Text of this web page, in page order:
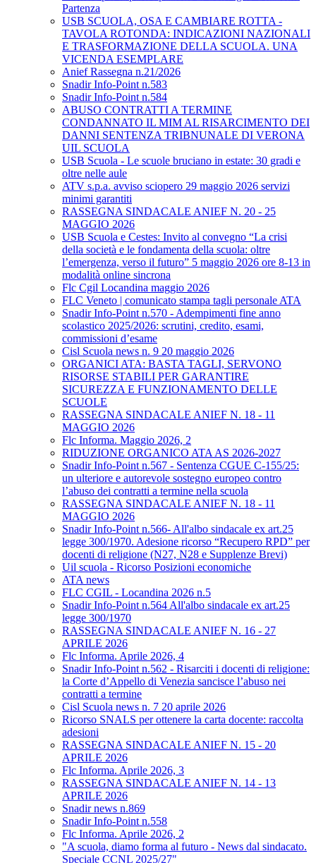
Partenza
USB SCUOLA, OSA E CAMBIARE ROTTA -
TAVOLA ROTONDA: INDICAZIONI NAZIONALI
E TRASFORMAZIONE DELLA SCUOLA. UNA
VICENDA ESEMPLARE
Anief Rassegna n.21/2026
Snadir Info-Point n.583
Snadir Info-Point n.584
ABUSO CONTRATTI A TERMINE
CONDANNATO IL MIM AL RISARCIMENTO DEI
DANNI SENTENZA TRIBNUNALE DI VERONA
UIL SCUOLA
USB Scuola - Le scuole bruciano in estate: 30 gradi e
oltre nelle aule
ATV s.p.a. avviso sciopero 29 maggio 2026 servizi
minimi garantiti
RASSEGNA SINDACALE ANIEF N. 20 - 25
MAGGIO 2026
USB Scuola e Cestes: Invito al convegno “La crisi
della società e le fondamenta della scuola: oltre
l’emergenza, verso il futuro” 5 maggio 2026 ore 8-13 in
modalità online sincrona
Flc Cgil Locandina maggio 2026
FLC Veneto | comunicato stampa tagli personale ATA
Snadir Info-Point n.570 - Adempimenti fine anno
scolastico 2025/2026: scrutini, credito, esami,
commissioni d’esame
Cisl Scuola news n. 9 20 maggio 2026
ORGANICI ATA: BASTA TAGLI, SERVONO
RISORSE STABILI PER GARANTIRE
SICUREZZA E FUNZIONAMENTO DELLE
SCUOLE
RASSEGNA SINDACALE ANIEF N. 18 - 11
MAGGIO 2026
Flc Informa. Maggio 2026, 2
RIDUZIONE ORGANICO ATA AS 2026-2027
Snadir Info-Point n.567 - Sentenza CGUE C‑155/25:
un ulteriore e autorevole sostegno europeo contro
l’abuso dei contratti a termine nella scuola
RASSEGNA SINDACALE ANIEF N. 18 - 11
MAGGIO 2026
Snadir Info-Point n.566- All'albo sindacale ex art.25
legge 300/1970. Adesione ricorso “Recupero RPD” per
docenti di religione (N27, N28 e Supplenze Brevi)
Uil scuola - Ricorso Posizioni economiche
ATA news
FLC CGIL - Locandina 2026 n.5
Snadir Info-Point n.564 All'albo sindacale ex art.25
legge 300/1970
RASSEGNA SINDACALE ANIEF N. 16 - 27
APRILE 2026
Flc Informa. Aprile 2026, 4
Snadir Info-Point n.562 - Risarciti i docenti di religione:
la Corte d’Appello di Venezia sancisce l’abuso nei
contratti a termine
Cisl Scuola news n. 7 20 aprile 2026
Ricorso SNALS per ottenere la carta docente: raccolta
adesioni
RASSEGNA SINDACALE ANIEF N. 15 - 20
APRILE 2026
Flc Informa. Aprile 2026, 3
RASSEGNA SINDACALE ANIEF N. 14 - 13
APRILE 2026
Snadir news n.869
Snadir Info-Point n.558
Flc Informa. Aprile 2026, 2
"A scuola, diamo forma al futuro - News dal sindacato.
Speciale CCNL 2025/27"